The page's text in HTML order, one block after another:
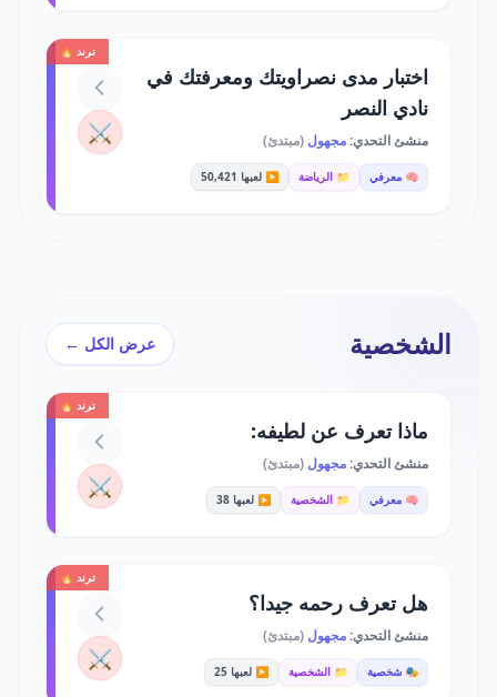
ترند 🔥
اختبار مدى نصراويتك ومعرفتك في
نادي النصر
منشئ التحدي:مجهول (مبتدئ)
🧠 معرفي 📁 الرياضة ▶️ لعبها 50,421
⚔️
الشخصية عرض الكل ←
ترند 🔥
ماذا تعرف عن لطيفه:
منشئ التحدي:مجهول (مبتدئ)
🧠 معرفي 📁 الشخصية ▶️ لعبها 38 ⚔️
ترند 🔥
هل تعرف رحمه جيدا؟
منشئ التحدي:مجهول (مبتدئ)
🎭 شخصية 📁 الشخصية ▶️ لعبها 25 ⚔️